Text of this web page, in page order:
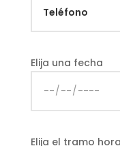
Elija una fecha
Elija el tramo